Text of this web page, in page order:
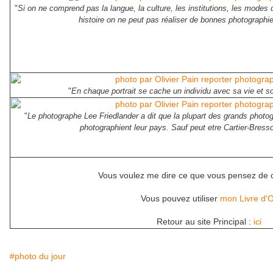
"Si on ne comprend pas la langue, la culture, les institutions, les modes
histoire on ne peut pas réaliser de bonnes
"En chaque portrait se cache un individu avec sa vie et
"Le photographe Lee Friedlander a dit que la plupart des grands
photographient leur pays. Sauf peut etre Cartier-
Vous voulez me dire ce que vous pensez de
Vous pouvez utiliser mon Livre
Retour au site Principal : ici
#photo du jour